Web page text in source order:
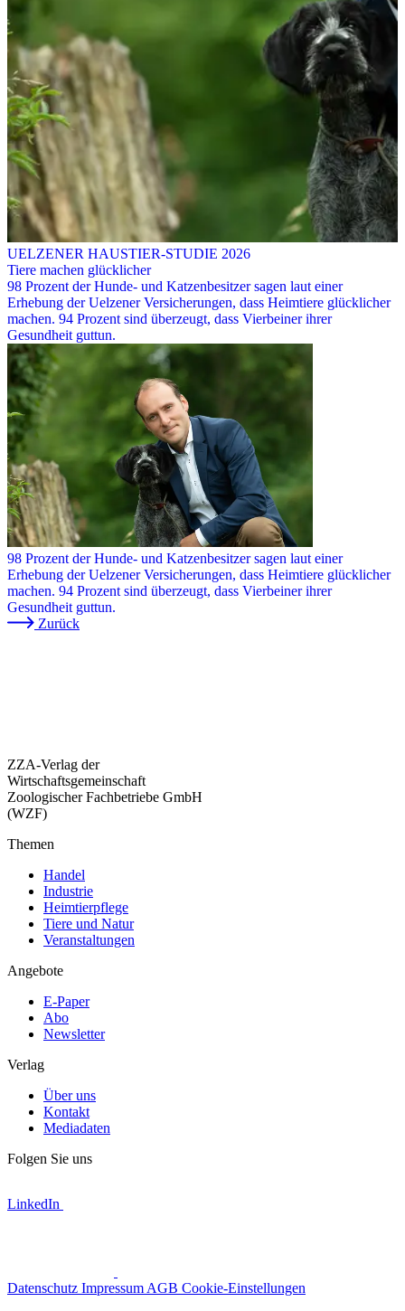
UELZENER HAUSTIER-STUDIE 2026
Tiere machen glücklicher
98 Prozent der Hunde- und Katzenbesitzer sagen laut einer
Erhebung der Uelzener Versicherungen, dass Heimtiere glücklicher
machen. 94 Prozent sind überzeugt, dass Vierbeiner ihrer
Gesundheit guttun.
98 Prozent der Hunde- und Katzenbesitzer sagen laut einer
Erhebung der Uelzener Versicherungen, dass Heimtiere glücklicher
machen. 94 Prozent sind überzeugt, dass Vierbeiner ihrer
Gesundheit guttun.
Zurück
ZZA-Verlag der
Wirtschaftsgemeinschaft
Zoologischer Fachbetriebe GmbH
(WZF)
Themen
Handel
Industrie
Heimtierpflege
Tiere und Natur
Veranstaltungen
Angebote
E-Paper
Abo
Newsletter
Verlag
Über uns
Kontakt
Mediadaten
Folgen Sie uns
LinkedIn
Datenschutz Impressum AGB Cookie-Einstellungen